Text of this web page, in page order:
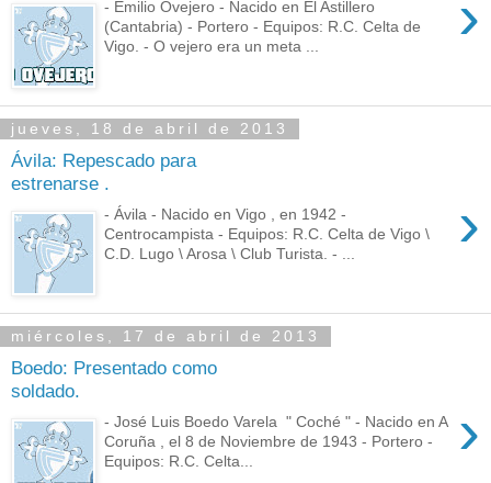
›
- Emilio Ovejero - Nacido en El Astillero
(Cantabria) - Portero - Equipos: R.C. Celta de
Vigo. - O vejero era un meta ...
jueves, 18 de abril de 2013
Ávila: Repescado para
estrenarse .
›
- Ávila - Nacido en Vigo , en 1942 -
Centrocampista - Equipos: R.C. Celta de Vigo \
C.D. Lugo \ Arosa \ Club Turista. - ...
miércoles, 17 de abril de 2013
Boedo: Presentado como
soldado.
›
- José Luis Boedo Varela " Coché " - Nacido en A
Coruña , el 8 de Noviembre de 1943 - Portero -
Equipos: R.C. Celta...